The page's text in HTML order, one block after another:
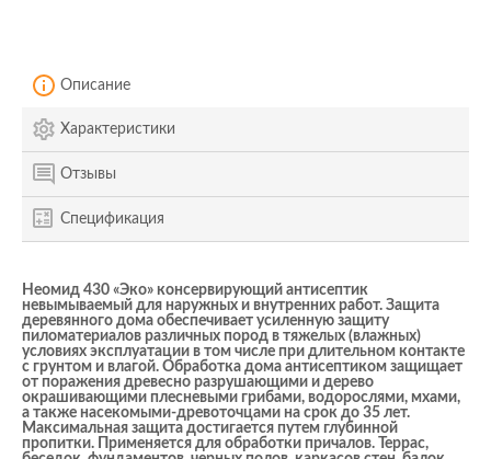
Описание
Характеристики
Отзывы
Спецификация
Неомид 430 «Эко» консервирующий антисептик
невымываемый для наружных и внутренних работ. Защита
деревянного дома обеспечивает усиленную защиту
пиломатериалов различных пород в тяжелых (влажных)
условиях эксплуатации в том числе при длительном контакте
с грунтом и влагой. Обработка дома антисептиком защищает
от поражения древесно разрушающими и дерево
окрашивающими плесневыми грибами, водорослями, мхами,
а также насекомыми-древоточцами на срок до 35 лет.
Максимальная защита достигается путем глубинной
пропитки. Применяется для обработки причалов. Террас,